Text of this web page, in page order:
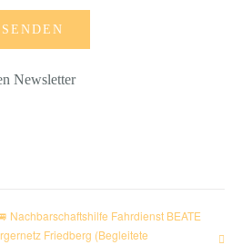
Newsletter
Nachbarschaftshilfe Fahrdienst BEATE
Friedberg (Begleitete